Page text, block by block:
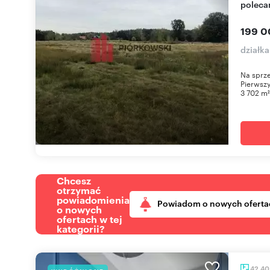
199
Na
3 702
Chcesz
otrzymać
powiadomienia
o nowych
ofertach w tej
kategorii?
Powiadom o nowych
42,40